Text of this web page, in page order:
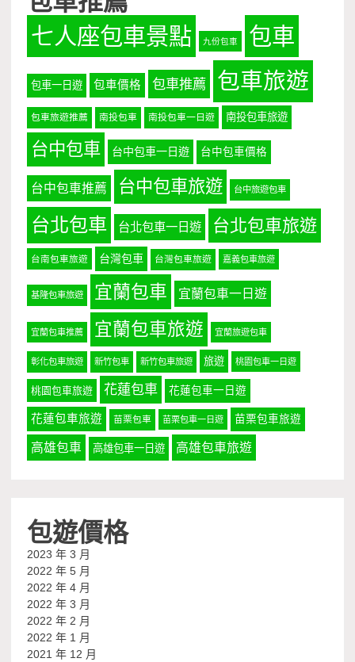
七人座包車景點 九份包車 包車
包車一日遊 包車價格 包車推薦 包車旅遊
包車旅遊推薦 南投包車 南投包車一日遊 南投包車旅遊
台中包車 台中包車一日遊 台中包車價格
台中包車推薦 台中包車旅遊 台中旅遊包車
台北包車 台北包車一日遊 台北包車旅遊
台南包車旅遊 台灣包車 台灣包車旅遊 嘉義包車旅遊
基隆包車旅遊 宜蘭包車 宜蘭包車一日遊
宜蘭包車推薦 宜蘭包車旅遊 宜蘭旅遊包車
彰化包車旅遊 新竹包車 新竹包車旅遊 旅遊 桃園包車一日遊
桃園包車旅遊 花蓮包車 花蓮包車一日遊
花蓮包車旅遊 苗栗包車 苗栗包車一日遊 苗栗包車旅遊
高雄包車 高雄包車一日遊 高雄包車旅遊
包遊價格
2023 年 3 月
2022 年 5 月
2022 年 4 月
2022 年 3 月
2022 年 2 月
2022 年 1 月
2021 年 12 月